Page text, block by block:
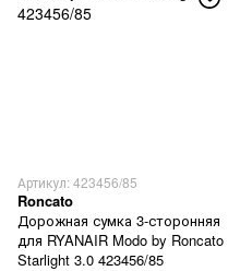
Артикул: 423456/85
Roncato
Дорожная сумка 3-сторонняя
для RYANAIR Modo by Roncato
Starlight 3.0 423456/85